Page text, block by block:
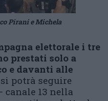
Pirani e Michela
elettorale i tre
prestati solo a
e davanti alle
potrà seguire
canale 13 nella